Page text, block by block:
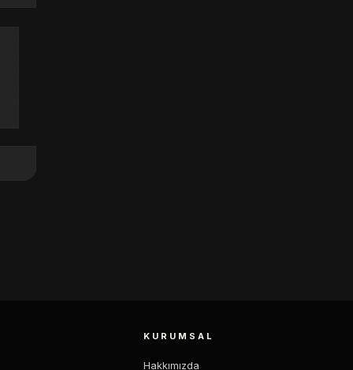
KURUMSAL
Hakkımızda